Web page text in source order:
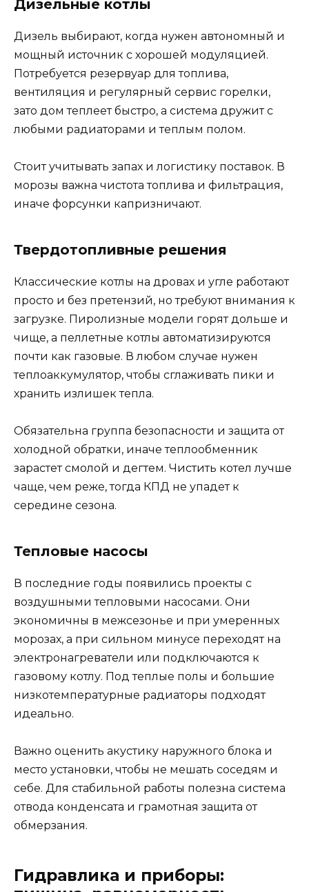
Дизельные котлы
Дизель выбирают, когда нужен автономный и
мощный источник с хорошей модуляцией.
Потребуется резервуар для топлива,
вентиляция и регулярный сервис горелки,
зато дом теплеет быстро, а система дружит с
любыми радиаторами и теплым полом.
Стоит учитывать запах и логистику поставок. В
морозы важна чистота топлива и фильтрация,
иначе форсунки капризничают.
Твердотопливные решения
Классические котлы на дровах и угле работают
просто и без претензий, но требуют внимания к
загрузке. Пиролизные модели горят дольше и
чище, а пеллетные котлы автоматизируются
почти как газовые. В любом случае нужен
теплоаккумулятор, чтобы сглаживать пики и
хранить излишек тепла.
Обязательна группа безопасности и защита от
холодной обратки, иначе теплообменник
зарастет смолой и дегтем. Чистить котел лучше
чаще, чем реже, тогда КПД не упадет к
середине сезона.
Тепловые насосы
В последние годы появились проекты с
воздушными тепловыми насосами. Они
экономичны в межсезонье и при умеренных
морозах, а при сильном минусе переходят на
электронагреватели или подключаются к
газовому котлу. Под теплые полы и большие
низкотемпературные радиаторы подходят
идеально.
Важно оценить акустику наружного блока и
место установки, чтобы не мешать соседям и
себе. Для стабильной работы полезна система
отвода конденсата и грамотная защита от
обмерзания.
Гидравлика и приборы: